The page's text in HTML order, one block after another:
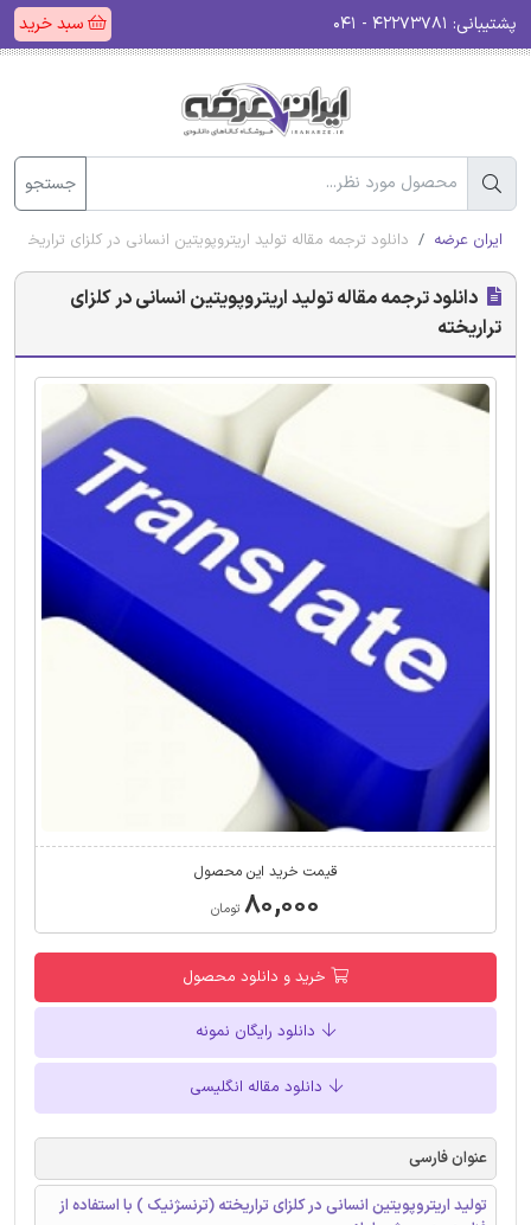
پشتیبانی: سبد خرید
جستجو
ایران عرضه دانلود ترجمه مقاله تولید اریتروپویتین انسانی در کلزای تراریخته
دانلود ترجمه مقاله تولید اریتروپویتین انسانی در کلزای
تراریخته
قیمت خرید این محصول
۸۰,۰۰۰ تومان
خرید و دانلود محصول
دانلود رایگان نمونه
دانلود مقاله انگلیسی
عنوان فارسی
تولید اریتروپویتین انسانی در کلزای تراریخته (ترنسژنیک ) با استفاده از